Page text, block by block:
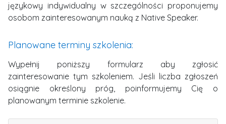
językowy indywidualny w szczególności proponujemy
osobom zainteresowanym nauką z Native Speaker.
Planowane terminy szkolenia:
Wypełnij poniższy formularz aby zgłosić
zainteresowanie tym szkoleniem. Jeśli liczba zgłoszeń
osiągnie określony próg, poinformujemy Cię o
planowanym terminie szkolenie.